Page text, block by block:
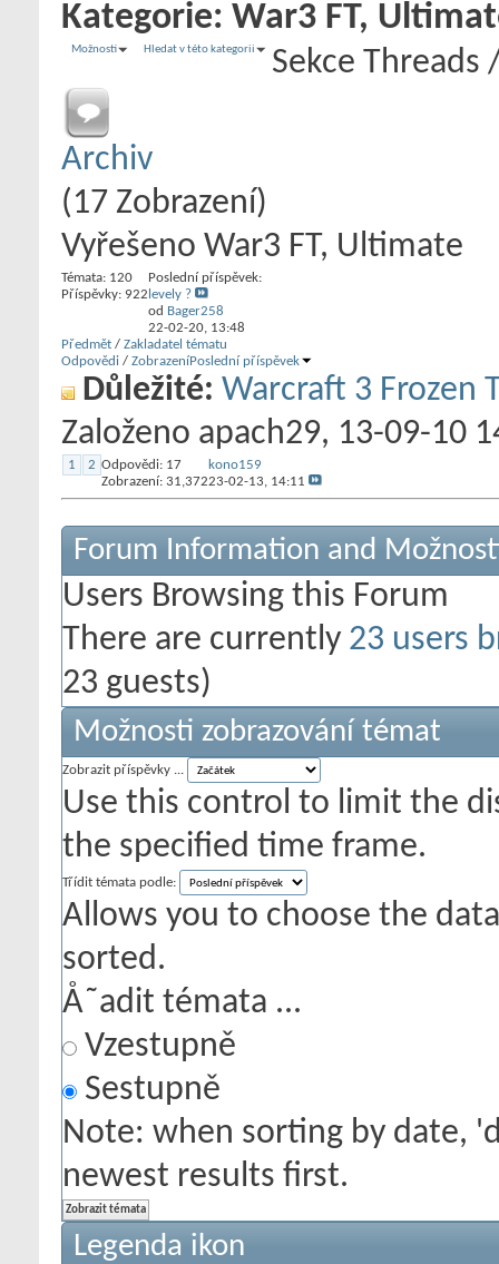
Kategorie: War3 FT,
Možnosti Hledat v této kategorii Sekce Threads
Archiv
(17 Zobrazení)
Vyřešeno War3 FT, Ultimate
Témata: 120
Příspěvky: 922
Poslední příspěvek:
levely ?
od Bager258
22-02-20, 13:48
Předmět / Zakladatel tématu
Odpovědi / ZobrazeníPoslední příspěvek
Důležité: Warcraft 3 Frozen
Založeno apach29‎, 13-09-10
1 2 Odpovědi: 17
Zobrazení: 31,372
kono159
23-02-13, 14:11
Forum Information and
Users Browsing this Forum
There are currently 23 users
23 guests)
Možnosti zobrazování témat
Zobrazit příspěvky ...
Use this control to limit the
the specified time frame.
Třídit témata podle:
Allows you to choose the
sorted.
Å˜adit témata ...
Vzestupně
Sestupně
Note: when sorting by date,
newest results first.
Legenda ikon